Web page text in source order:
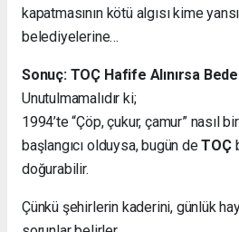
kapatmasının kötü algısı kime
belediyelerine…
Sonuç: TOÇ Hafife Alınırsa
Unutulmamalıdır ki;
1994’te “Çöp, çukur, çamur” nasıl
başlangıcı olduysa, bugün deTOÇ
doğurabilir.
Çünkü şehirlerin kaderini, günlük